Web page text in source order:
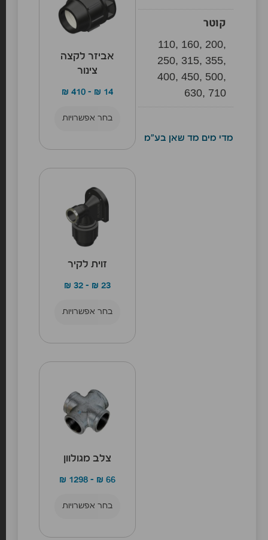
קוטר
110, 160, 200,
250, 315, 355,
400, 450, 500,
630, 710
מדי מים מד שאן בע"מ
אביזר לקצה
צינור
₪ 14
–
₪ 410
בחר אפשרויות
זוית לקיר
₪ 23
–
₪ 32
בחר אפשרויות
צלב מגולוון
₪ 66
–
₪ 1298
בחר אפשרויות